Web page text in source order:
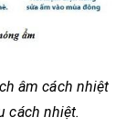
âm cách nhiệt
cách nhiệt.